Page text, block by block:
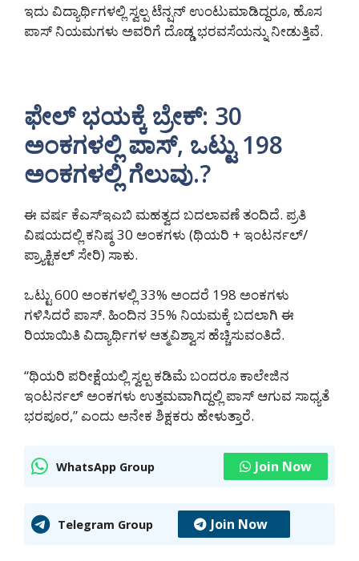
ಇದು ವಿದ್ಯಾರ್ಥಿಗಳಲ್ಲಿ ಸ್ವಲ್ಪ ಟೆನ್ಷನ್ ಉಂಟುಮಾಡಿದ್ದರೂ, ಹೊಸ
ಪಾಸ್ ನಿಯಮಗಳು ಅವರಿಗೆ ದೊಡ್ಡ ಭರವಸೆಯನ್ನು ನೀಡುತ್ತಿವೆ.
ಫೇಲ್ ಭಯಕ್ಕೆ ಬ್ರೇಕ್: 30
ಅಂಕಗಳಲ್ಲಿ ಪಾಸ್, ಒಟ್ಟು 198
ಅಂಕಗಳಲ್ಲಿ ಗೆಲುವು.?
ಈ ವರ್ಷ ಕೆಎಸ್‌ಇಎಬಿ ಮಹತ್ವದ ಬದಲಾವಣೆ ತಂದಿದೆ. ಪ್ರತಿ
ವಿಷಯದಲ್ಲಿ ಕನಿಷ್ಠ 30 ಅಂಕಗಳು (ಥಿಯರಿ + ಇಂಟರ್ನಲ್/
ಪ್ರ್ಯಾಕ್ಟಿಕಲ್ ಸೇರಿ) ಸಾಕು.
ಒಟ್ಟು 600 ಅಂಕಗಳಲ್ಲಿ 33% ಅಂದರೆ 198 ಅಂಕಗಳು
ಗಳಿಸಿದರೆ ಪಾಸ್. ಹಿಂದಿನ 35% ನಿಯಮಕ್ಕೆ ಬದಲಾಗಿ ಈ
ರಿಯಾಯಿತಿ ವಿದ್ಯಾರ್ಥಿಗಳ ಆತ್ಮವಿಶ್ವಾಸ ಹೆಚ್ಚಿಸುವಂತಿದೆ.
“ಥಿಯರಿ ಪರೀಕ್ಷೆಯಲ್ಲಿ ಸ್ವಲ್ಪ ಕಡಿಮೆ ಬಂದರೂ ಕಾಲೇಜಿನ
ಇಂಟರ್ನಲ್ ಅಂಕಗಳು ಉತ್ತಮವಾಗಿದ್ದಲ್ಲಿ ಪಾಸ್ ಆಗುವ ಸಾಧ್ಯತೆ
ಭರಪೂರ,” ಎಂದು ಅನೇಕ ಶಿಕ್ಷಕರು ಹೇಳುತ್ತಾರೆ.
WhatsApp Group Join Now
Telegram Group Join Now